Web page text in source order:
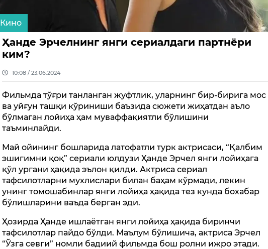
Кино
Ҳанде Эрчелнинг янги сериалдаги партнёри
ким?
10:08 / 23.06.2024
Фильмда тўғри танланган жуфтлик, уларнинг бир-бирига мос
ва уйғун ташқи кўриниши баъзида сюжети жиҳатдан аъло
бўлмаган лойиҳа ҳам муваффақиятли бўлишини
таъминлайди.
Май ойининг бошларида латофатли турк актрисаси, “Қалбим
эшигимни қоқ” сериали юлдузи Ҳанде Эрчел янги лойиҳага
қўл ургани ҳақида эълон қилди. Актриса сериал
тафсилотларни мухлислари билан баҳам кўрмади, лекин
унинг томошабинлар янги лойиҳа ҳақида тез кунда бохабар
бўлишларини ваъда берган эди.
Ҳозирда Ҳанде ишлаётган янги лойиҳа ҳақида биринчи
тафсилотлар пайдо бўлди. Маълум бўлишича, актриса Эрчел
“Ўзга севги” номли бадиий фильмда бош ролни ижро этади.